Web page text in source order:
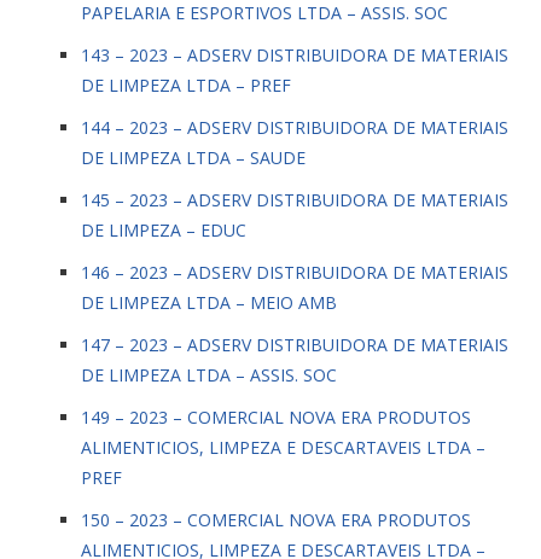
PAPELARIA E ESPORTIVOS LTDA – ASSIS. SOC
143 – 2023 – ADSERV DISTRIBUIDORA DE MATERIAIS
DE LIMPEZA LTDA – PREF
144 – 2023 – ADSERV DISTRIBUIDORA DE MATERIAIS
DE LIMPEZA LTDA – SAUDE
145 – 2023 – ADSERV DISTRIBUIDORA DE MATERIAIS
DE LIMPEZA – EDUC
146 – 2023 – ADSERV DISTRIBUIDORA DE MATERIAIS
DE LIMPEZA LTDA – MEIO AMB
147 – 2023 – ADSERV DISTRIBUIDORA DE MATERIAIS
DE LIMPEZA LTDA – ASSIS. SOC
149 – 2023 – COMERCIAL NOVA ERA PRODUTOS
ALIMENTICIOS, LIMPEZA E DESCARTAVEIS LTDA –
PREF
150 – 2023 – COMERCIAL NOVA ERA PRODUTOS
ALIMENTICIOS, LIMPEZA E DESCARTAVEIS LTDA –